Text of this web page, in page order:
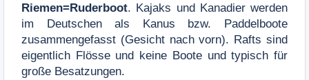
Riemen=Ruderboot. Kajaks und Kanadier werden
im Deutschen als Kanus bzw. Paddelboote
zusammengefasst (Gesicht nach vorn). Rafts sind
eigentlich Flösse und keine Boote und typisch für
große Besatzungen.